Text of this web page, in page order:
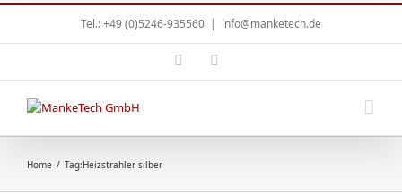
Tel.: +49 (0)5246-935560 | info@manketech.de
Home / Tag:Heizstrahler silber